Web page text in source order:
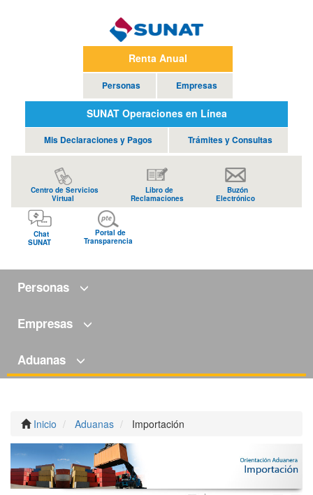
Renta Anual
Personas Empresas
SUNAT Operaciones en Línea
Mis Declaraciones y Pagos Trámites y Consultas
Centro de Servicios
Virtual
Libro de
Reclamaciones
Buzón
Electrónico
Chat
SUNAT
Portal de
Transparencia
Personas
Empresas
Aduanas
Inicio Aduanas Importación